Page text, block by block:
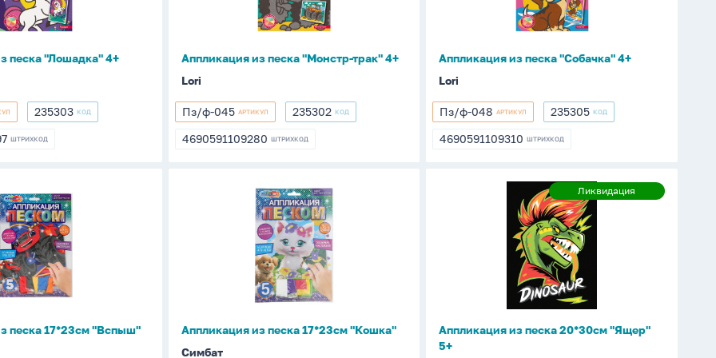
песка "Лошадка" 4+
235303
235303 КОД
ШТРИХКОД
Аппликация из песка "Монстр-трак" 4+
Lori
Пз/
ф-045
Пз/ф-045 АРТИКУЛ 235302
235302 КОД
4690591109280
4690591109280 ШТРИХКОД
Аппликация из песка "Собачка" 4+
Lori
Пз/
ф-048
Пз/ф-048 АРТИКУЛ 235305
235305 КОД
4690591109310
4690591109310 ШТРИХКОД
песка 17*23см "Вспыш"
Аппликация
Аппликация из песка 17*23см "Кошка"
Симбат
Ликвидация
Ликвидация
Аппликация из песка 20*30см "Ящер"
5+